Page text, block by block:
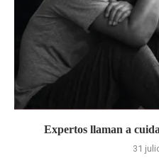
Expertos llaman a
31